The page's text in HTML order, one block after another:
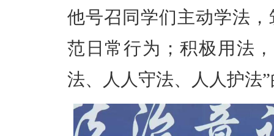
他号召同学们主动学法
范日常行为；积极用法
法、人人守法、人人护法